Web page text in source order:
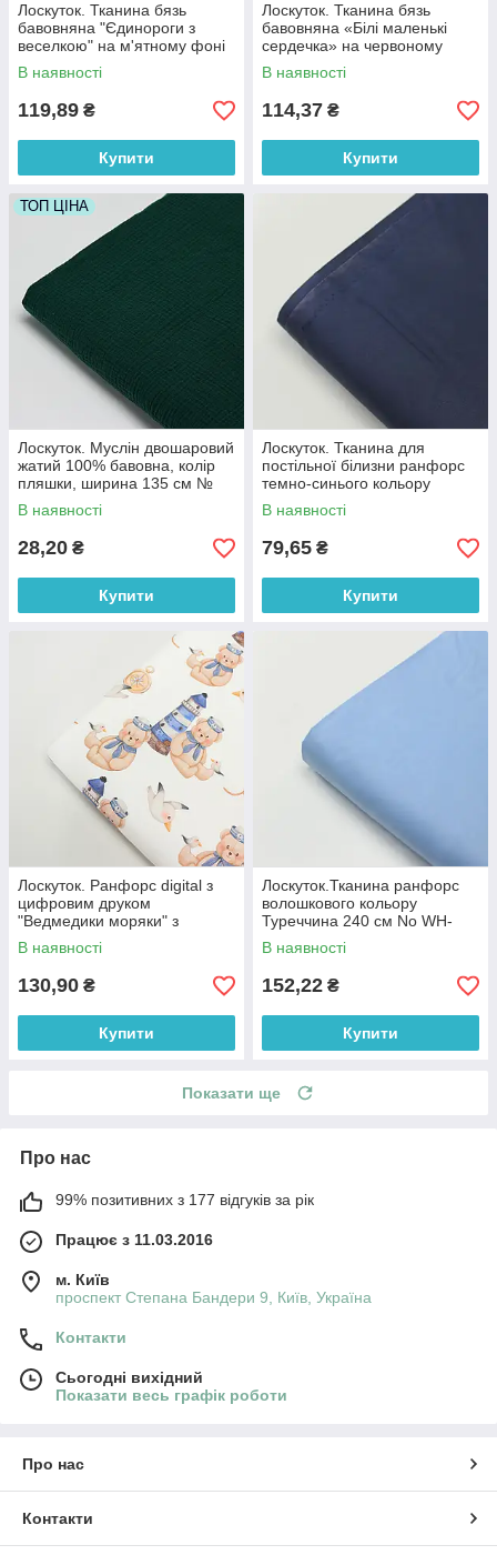
Лоскуток. Тканина бязь
бавовняна "Єдинороги з
веселкою" на м'ятному фоні
№ 702, 87*160 см
В наявності
119,89 ₴
Купити
Лоскуток. Тканина бязь
бавовняна «Білі маленькі
сердечка» на червоному
фоні №989, 100% бавовна,
83*160 см
В наявності
114,37 ₴
Купити
ТОП ЦІНА
Лоскуток. Муслін двошаровий
жатий 100% бавовна, колір
пляшки, ширина 135 см №
МЖ2-70,45*50 см
В наявності
28,20 ₴
Купити
Лоскуток. Тканина для
постільної білизни ранфорс
темно-синього кольору
Туреччина 240 см No WH-
0074-83, 45*240 см
В наявності
79,65 ₴
Купити
Лоскуток. Ранфорс digital з
цифровим друком
"Ведмедики моряки" з
маяками та компасами на
білому № РЦ - 3250, 70*240
см
В наявності
130,90 ₴
Купити
Лоскуток.Тканина ранфорс
волошкового кольору
Туреччина 240 см No WH-
0074-61, 61*240 см
В наявності
152,22 ₴
Купити
Показати ще
Про нас
99% позитивних з 177 відгуків за рік
Працює з 11.03.2016
м. Київ
проспект Степана Бандери 9, Київ, Україна
Контакти
Сьогодні вихідний
Показати весь графік роботи
Про нас
Контакти